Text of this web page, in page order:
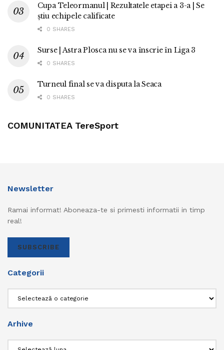
Cupa Teleormanul | Rezultatele etapei a 3-a | Se
știu echipele calificate
0 SHARES
Surse | Astra Plosca nu se va înscrie în Liga 3
0 SHARES
Turneul final se va disputa la Seaca
0 SHARES
COMUNITATEA TereSport
Newsletter
Ramai informat! Aboneaza-te si primesti informatii in timp
real!
SUBSCRIBE
Categorii
Arhive